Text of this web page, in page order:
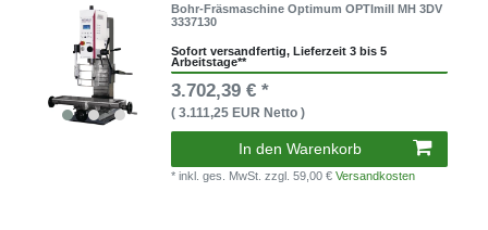
Bohr-Fräsmaschine Optimum OPTImill MH 3DV
3337130
Sofort versandfertig, Lieferzeit 3 bis 5
Arbeitstage**
3.702,39 € *
( 3.111,25 EUR Netto )
In den Warenkorb
* inkl. ges. MwSt.zzgl. 59,00 €Versandkosten